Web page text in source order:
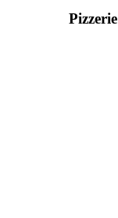
Pizzerie